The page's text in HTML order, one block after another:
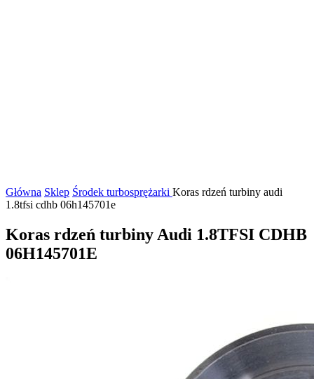
Główna Sklep Środek turbosprężarki Koras rdzeń turbiny audi
1.8tfsi cdhb 06h145701e
Koras rdzeń turbiny Audi 1.8TFSI CDHB
06H145701E